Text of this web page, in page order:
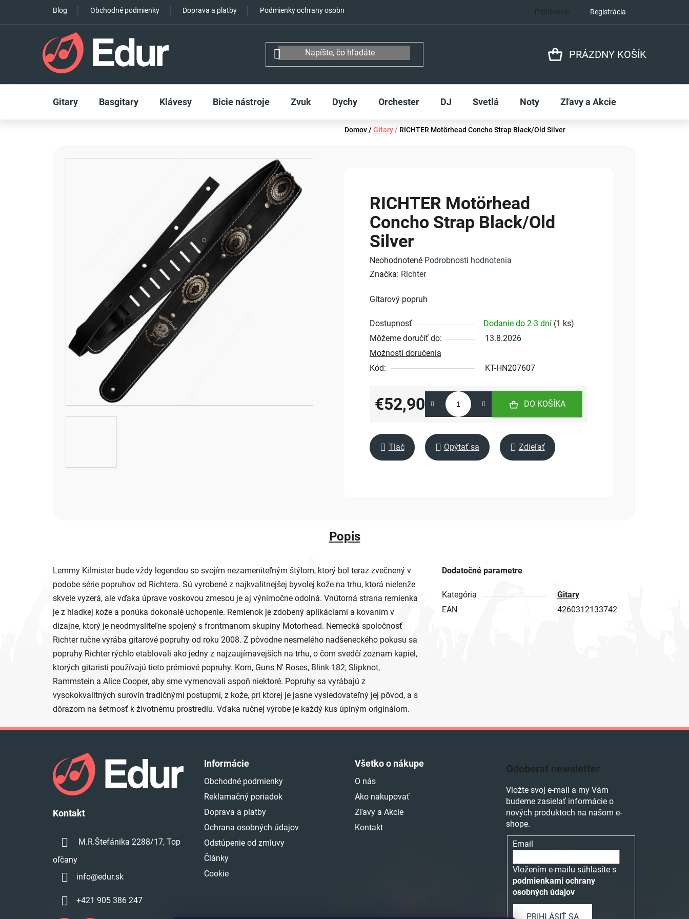
obsah
Blog Obchodné podmienky Doprava a platby Podmienky ochrany osobných údajov Prihlásenie Registrácia
PRÁZDNY KOŠÍK
Gitary Basgitary Klávesy Bicie nástroje Zvuk Dychy Orchester DJ Svetlá Noty Zľavy a Akcie
Domov/Gitary / RICHTER Motörhead Concho Strap Black/Old Silver
RICHTER Motörhead
Concho Strap Black/Old
Silver
Priemerné
hodnotenie
je
z
5
hviezdičiek.
Neohodnotené Podrobnosti hodnotenia
Značka: Richter
Gitarový popruh
Dostupnosť Dodanie do 2-3 dní (1 ks)
Môžeme doručiť do:
13.8.2026
Možnosti doručenia
Kód:
KT-HN207607
€52,90
Jednotková cena:
DO KOŠÍKA
Tlač Opýtať sa Zdieľať
Popis
Lemmy Kilmister bude vždy legendou so svojím nezameniteľným štýlom, ktorý bol teraz zvečnený v
podobe série popruhov od Richtera. Sú vyrobené z najkvalitnejšej byvolej kože na trhu, ktorá nielenže
skvele vyzerá, ale vďaka úprave voskovou zmesou je aj výnimočne odolná. Vnútorná strana remienka
je z hladkej kože a ponúka dokonalé uchopenie. Remienok je zdobený aplikáciami a kovaním v
dizajne, ktorý je neodmysliteľne spojený s frontmanom skupiny Motorhead. Nemecká spoločnosť
Richter ručne vyrába gitarové popruhy od roku 2008. Z pôvodne nesmelého nadšeneckého pokusu sa
popruhy Richter rýchlo etablovali ako jedny z najzaujímavejších na trhu, o čom svedčí zoznam kapiel,
ktorých gitaristi používajú tieto prémiové popruhy. Korn, Guns N' Roses, Blink-182, Slipknot,
Rammstein a Alice Cooper, aby sme vymenovali aspoň niektoré. Popruhy sa vyrábajú z
vysokokvalitných surovín tradičnými postupmi, z kože, pri ktorej je jasne vysledovateľný jej pôvod, a s
dôrazom na šetrnosť k životnému prostrediu. Vďaka ručnej výrobe je každý kus úplným originálom.
Dodatočné parametre
Kategória
Gitary
EAN
4260312133742
Kontakt
M.R.Štefánika 2288/17, Top
oľčany
info@edur.sk
+421 905 386 247
Informácie
Obchodné podmienky
Reklamačný poriadok
Doprava a platby
Ochrana osobných údajov
Odstúpenie od zmluvy
Články
Cookie
Všetko o nákupe
O nás
Ako nakupovať
Zľavy a Akcie
Kontakt
Odoberať newsletter
Vložte svoj e-mail a my Vám
budeme zasielať informácie o
nových produktoch na našom e-
shope.
Email
Vložením e-mailu súhlasíte s
podmienkami ochrany
osobných údajov
PRIHLÁSIŤ SA